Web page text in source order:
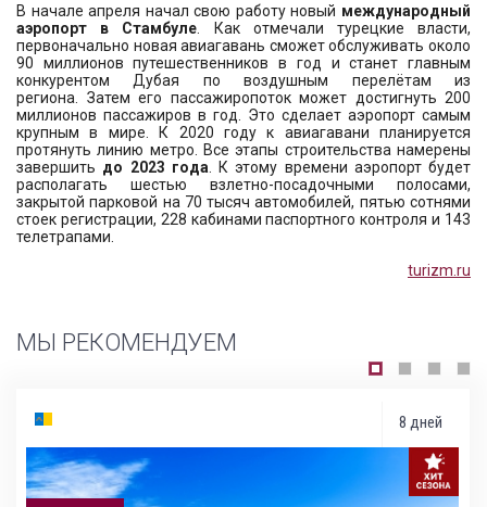
В начале апреля начал свою работу новый международный
аэропорт в Стамбуле . Как отмечали турецкие власти,
первоначально новая авиагавань сможет обслуживать около
90 миллионов путешественников в год и станет главным
конкурентом Дубая по воздушным перелётам из
региона. Затем его пассажиропоток может достигнуть 200
миллионов пассажиров в год. Это сделает аэропорт самым
крупным в мире. К 2020 году к авиагавани планируется
протянуть линию метро. Все этапы строительства намерены
завершить до 2023 года . К этому времени аэропорт будет
располагать шестью взлетно-посадочными полосами,
закрытой парковой на 70 тысяч автомобилей, пятью сотнями
стоек регистрации, 228 кабинами паспортного контроля и 143
телетрапами.
turizm.ru
МЫ РЕКОМЕНДУЕМ
8 дней